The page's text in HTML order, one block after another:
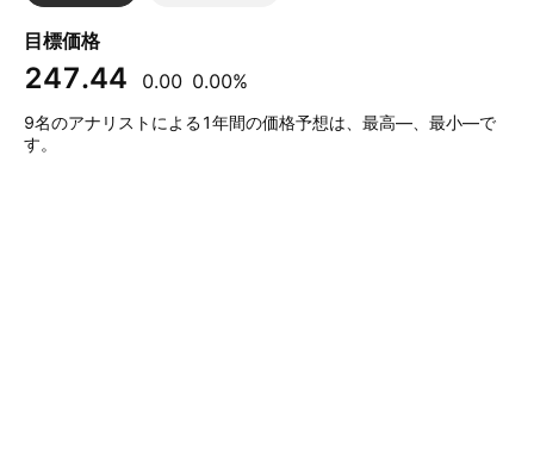
目標価格
247.44 0.00 0.00%
9名のアナリストによる1年間の価格予想は、最高—、最小—で
す。